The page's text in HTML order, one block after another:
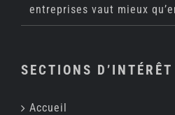
entreprises vaut mieux
SECTIONS D’INTÉRÊT
Accueil